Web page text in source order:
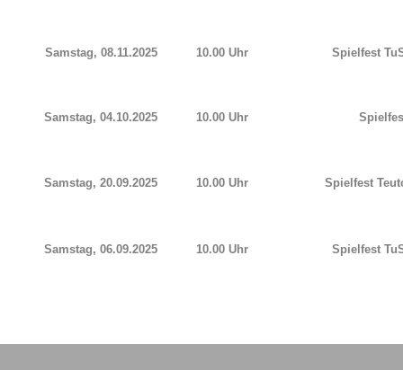
Samstag, 08.11.2025 10.00 Uhr Spielfest
Samstag, 04.10.2025 10.00 Uhr
Samstag, 20.09.2025 10.00 Uhr Spielfest
Samstag, 06.09.2025 10.00 Uhr Spielfest